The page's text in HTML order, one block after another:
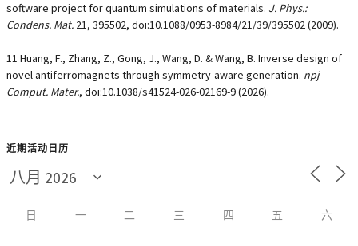
software project for quantum simulations of materials. J. Phys.:
Condens. Mat. 21, 395502, doi:10.1088/0953-8984/21/39/395502 (2009).
11 Huang, F., Zhang, Z., Gong, J., Wang, D. & Wang, B. Inverse design of
novel antiferromagnets through symmetry-aware generation. npj
Comput. Mater., doi:10.1038/s41524-026-02169-9 (2026).
近期活动日历
日 一 二 三 四 五 六